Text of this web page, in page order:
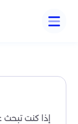
إذا كنت